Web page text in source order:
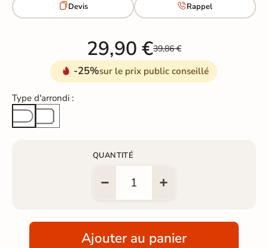
Devis Rappel
29,90 €39,86 €
-25%sur le prix public conseillé
Type d'arrondi :
Arrondi totalArête cassée
QUANTITÉ
Ajouter au panier